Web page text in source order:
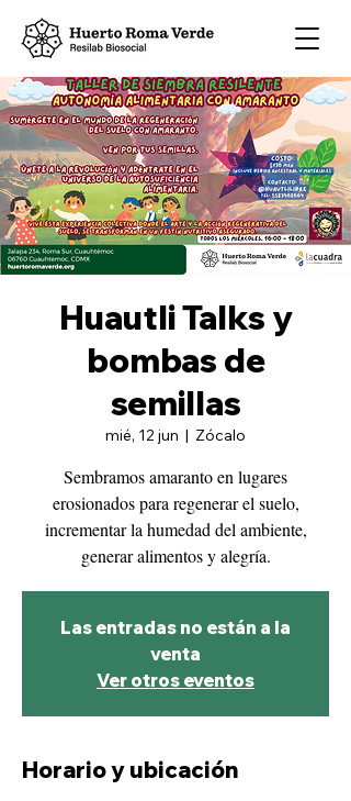
Huautli Talks y
bombas de
semillas
mié, 12 jun
  |
Zócalo
Sembramos amaranto en lugares
erosionados para regenerar el suelo,
incrementar la humedad del ambiente,
generar alimentos y alegría.
Las entradas no están a la
venta
Ver otros eventos
Horario y ubicación